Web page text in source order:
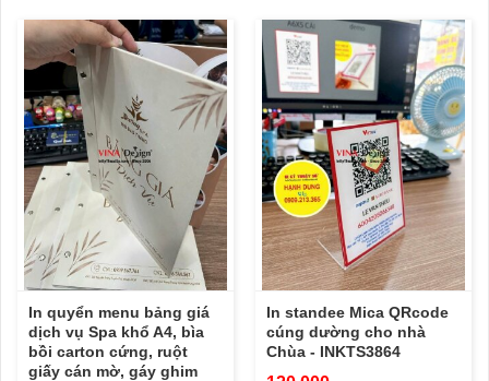
In quyển menu bảng giá
dịch vụ Spa khổ A4, bìa
bồi carton cứng, ruột
giấy cán mờ, gáy ghim
In standee Mica QRcode
cúng dường cho nhà
Chùa - INKTS3864